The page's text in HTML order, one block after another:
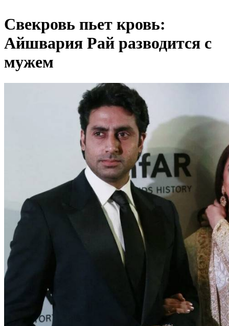
Свекровь пьет кровь:
Айшвария Рай разводится с
мужем